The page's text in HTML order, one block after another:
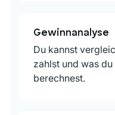
Gewinnanalyse
Du kannst
zahlst und was
berechnest.